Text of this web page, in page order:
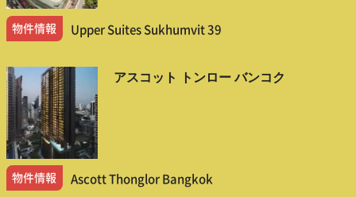
物件情報 Upper Suites Sukhumvit 39
アスコット トンロー バンコク
物件情報 Ascott Thonglor Bangkok